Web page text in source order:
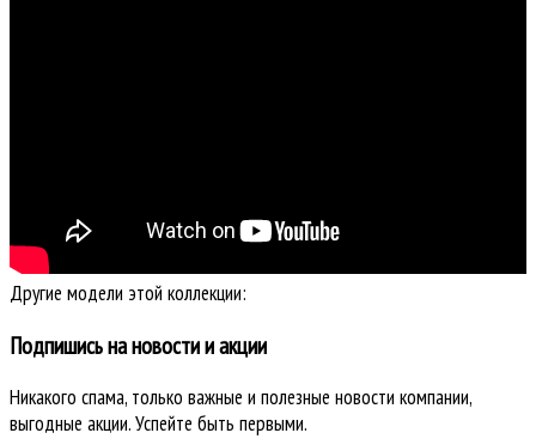
Другие модели этой коллекции:
Подпишись на новости и акции
Никакого спама, только важные и полезные новости компании,
выгодные акции. Успейте быть первыми.